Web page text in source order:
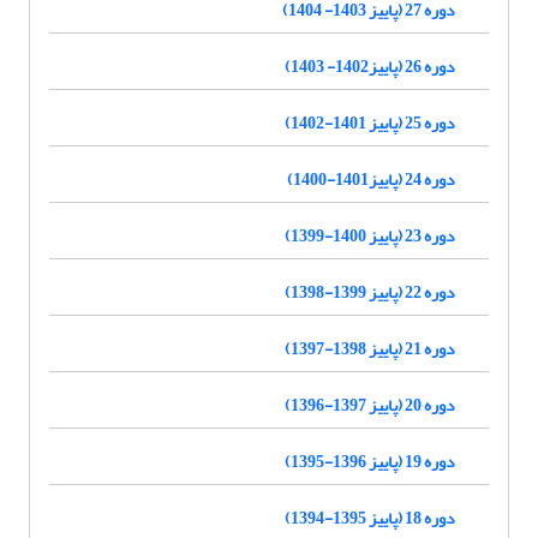
دوره 27 (پاییز 1403- 1404)
دوره 26 (پاییز1402- 1403)
دوره 25 (پاییز 1401-1402)
دوره 24 (پاییز1401-1400)
دوره 23 (پاییز 1400-1399)
دوره 22 (پاییز 1399-1398)
دوره 21 (پاییز 1398-1397)
دوره 20 (پاییز 1397-1396)
دوره 19 (پاییز 1396-1395)
دوره 18 (پاییز 1395-1394)